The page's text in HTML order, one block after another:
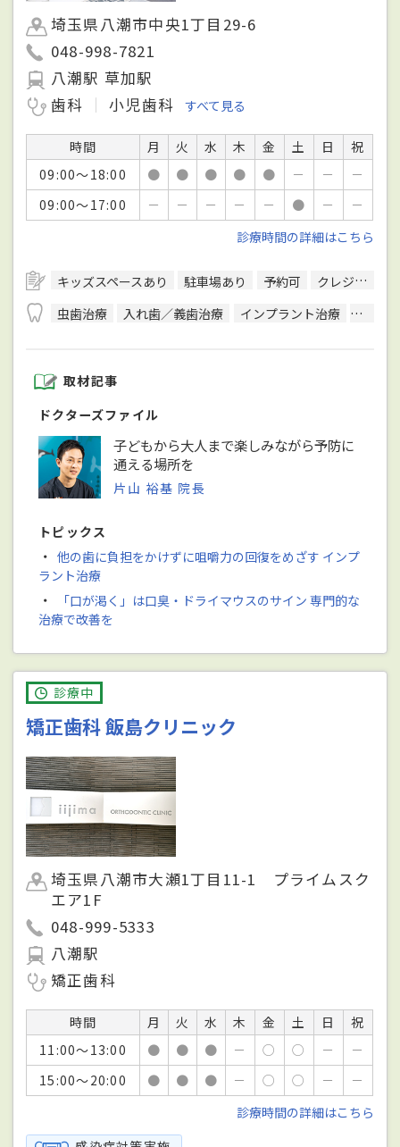
埼玉県八潮市中央1丁目29-6
048-998-7821
八潮駅 草加駅
歯科
小児歯科 すべて見る
時間 月 火 水 木 金 土 日
祝
09:00～18:00
● ● ● ● ● － －
－
09:00～17:00
－ － － － － ● －
－
診療時間の詳細はこちら
キッズスペースあり 駐車場あり 予約可
クレジットカード対応
虫歯治療
入れ歯／義歯治療 インプラント治療 ホワイ
取材記事
ドクターズファイル
子どもから大人まで楽しみながら予防に
通える場所を
片山 裕基 院長
トピックス
・ 他の歯に負担をかけずに咀嚼力の回復をめざす インプ
ラント治療
・
「口が渇く」は口臭・ドライマウスのサイン 専門的な
治療で改善を
診療中
矯正歯科 飯島クリニック
埼玉県八潮市大瀬1丁目11-1 プライムスク
エア1F
048-999-5333
八潮駅
矯正歯科
時間 月 火 水 木 金 土 日
祝
11:00～13:00
● ● ● － ○ ○ －
－
15:00～20:00
● ● ● － ○ ○ －
－
診療時間の詳細はこちら